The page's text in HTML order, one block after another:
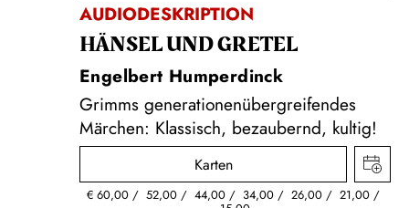
AUDIODESKRIPTION
HÄNSEL UND GRETEL
Engelbert Humperdinck
Grimms generationenübergreifendes
Märchen: Klassisch, bezaubernd, kultig!
Karten
€ 60,00 52,00 44,00 34,00 26,00 21,00